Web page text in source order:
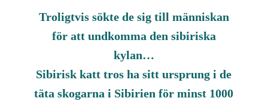
Troligtvis sökte de sig till människan
för att undkomma den sibiriska
kylan…
Sibirisk katt tros ha sitt ursprung i de
täta skogarna i Sibirien för minst 1000